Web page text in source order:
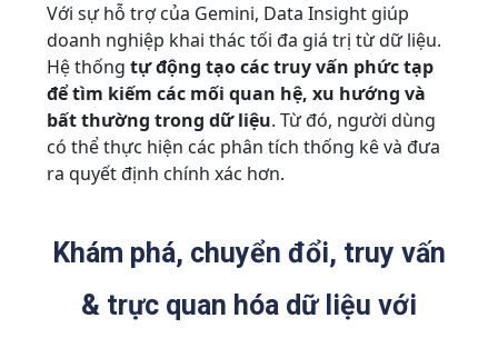
Với sự hỗ trợ của Gemini, Data Insight giúp
doanh nghiệp khai thác tối đa giá trị từ dữ liệu.
Hệ thống tự động tạo các truy vấn phức tạp
để tìm kiếm các mối quan hệ, xu hướng và
bất thường trong dữ liệu. Từ đó, người dùng
có thể thực hiện các phân tích thống kê và đưa
ra quyết định chính xác hơn.
Khám phá, chuyển đổi, truy vấn
& trực quan hóa dữ liệu với